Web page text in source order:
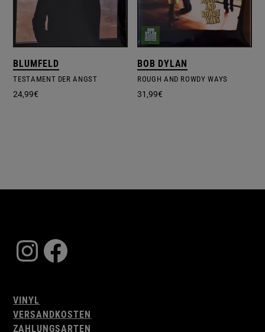
BLUMFELD
TESTAMENT DER ANGST
24,99€
BOB DYLAN
ROUGH AND ROWDY WAYS
31,99€
Instagram
Facebook
VINYL
VERSANDKOSTEN
ZAHLUNGSARTEN